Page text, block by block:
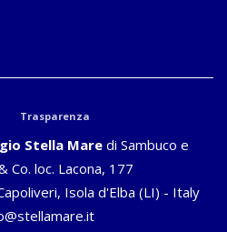
Trasparenza
Stella Mare di Sambuco e
Co. loc. Lacona, 177
Isola d'Elba (LI) - Italy